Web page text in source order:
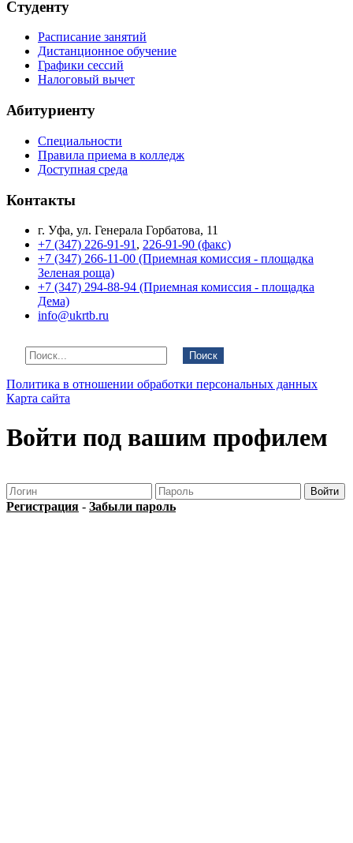
Студенту
Расписание занятий
Дистанционное обучение
Графики сессий
Налоговый вычет
Абитуриенту
Специальности
Правила приема в колледж
Доступная среда
Контакты
г. Уфа, ул. Генерала Горбатова, 11
+7 (347) 226-91-91 , 226-91-90 (факс)
+7 (347) 266-11-00 (Приемная комиссия - площадка
Зеленая роща)
+7 (347) 294-88-94 (Приемная комиссия - площадка
Дема)
info@ukrtb.ru
Поиск
Политика в отношении обработки персональных данных
Карта сайта
Войти под вашим профилем
Регистрация - Забыли пароль